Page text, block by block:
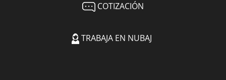
COTIZACIÓN
TRABAJA EN NUBAJ